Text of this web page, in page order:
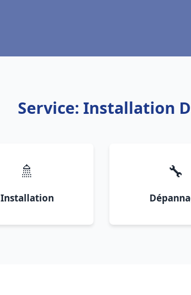
Service: Installation
🚿
Installation
🔧